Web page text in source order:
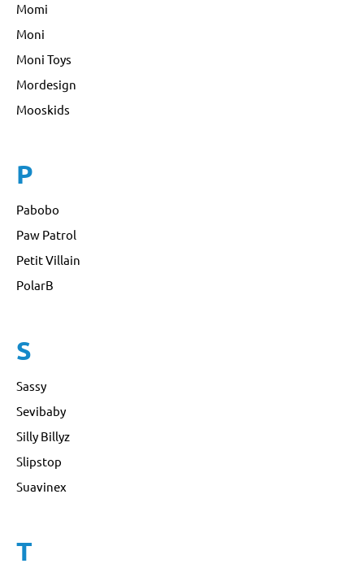
Momi
Moni
Moni Toys
Mordesign
Mooskids
P
Pabobo
Paw Patrol
Petit Villain
PolarB
S
Sassy
Sevibaby
Silly Billyz
Slipstop
Suavinex
T